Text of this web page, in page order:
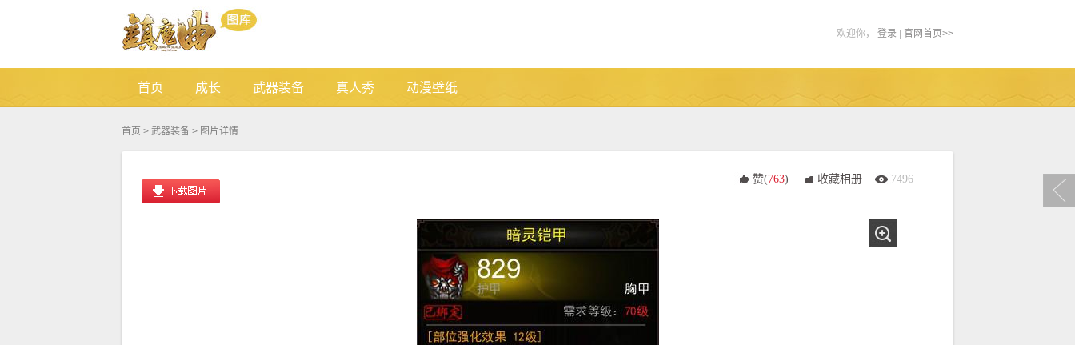
欢迎你， 登录 官网首页>>
首页 成长 武器装备 真人秀 动漫壁纸
首页 > 武器装备 > 图片详情
赞(763) 收藏相册 7496